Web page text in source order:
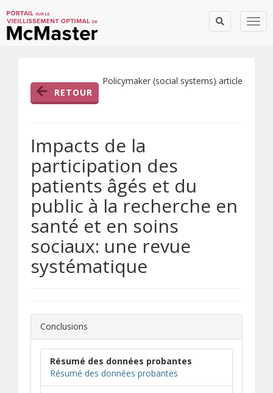
RETOUR
Policymaker (social systems) article
Impacts de la
participation des
patients âgés et du
public à la recherche en
santé et en soins
sociaux: une revue
systématique
Conclusions
Résumé des données probantes
Résumé des données probantes